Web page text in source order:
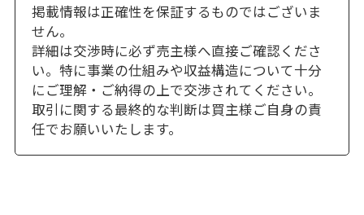
掲載情報は正確性を保証するものではございま
せん。
詳細は交渉時に必ず売主様へ直接ご確認くださ
い。特に事業の仕組みや収益構造について十分
にご理解・ご納得の上で交渉されてください。
取引に関する最終的な判断は買主様ご自身の責
任でお願いいたします。